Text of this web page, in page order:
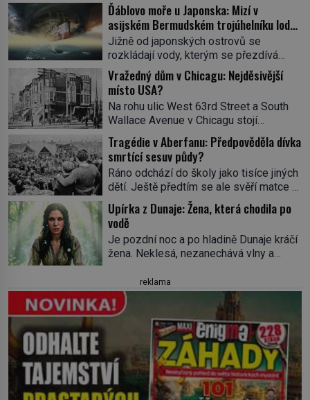
Ďáblovo moře u Japonska: Mizí v
asijském Bermudském trojúhelníku lodě
ve spárech neznámé síly?
Jižně od japonských ostrovů se
rozkládají vody, kterým se přezdívá
Ďáblovo moře. Vypráví se o lodích
mizejících beze stopy, podivných
světlech, zrádných proudech i mořských
dracích, kteří měli tyto končiny střežit už
v dávných legendách. Je tichomořský
Dračí trojúhelník skutečně prokletým
místem, nebo se zde jen nebezpečná
příroda proměnila v jednu z
nejpůsobivějších námořních záhad? […]
Vražedný dům v Chicagu: Nejděsivější
místo USA?
Na rohu ulic West 63rd Street a South
Wallace Avenue v Chicagu stojí
nenápadná pošta. Nemá žádný speciální
nápis ani pamětní desku. A přesto prý
místní zaměstnanci neradi chodí do
sklepa. Právě tady totiž sídlil sériový
vrah H. H. Holmes a také
nejpropracovanější past na lidi
v dějinách americké kriminalistiky.
Herman Webster Mudgett (1861–1896)
přijíždí […]
Tragédie v Aberfanu: Předpověděla dívka
smrtící sesuv půdy?
Ráno odchází do školy jako tisíce jiných
dětí. Ještě předtím se ale svěří matce s
podivným snem. Ve škole, kterou dobře
zná, tentokrát nevidí budovu ani
spolužáky. Místo nich se před ní tyčí
cosi temného. O několik hodin později je
mrtvá. Mohla devítiletá Zahlédla vlastní
vesnice Aberfan […]
Upírka z Dunaje: Žena, která chodila po
vodě
Je pozdní noc a po hladině Dunaje kráčí
žena. Neklesá, nezanechává vlny a
pod ní byla dlažbou. Muž, který ji z
břehu pozoruje, ji údajně poznává, jenže
Ruža Vlajna má být v tu chvíli mrtvá celé
století. Vesnice Kisiljevo v
severovýchodním Srbsku má s upíry
nevyřízené účty. […]
reklama